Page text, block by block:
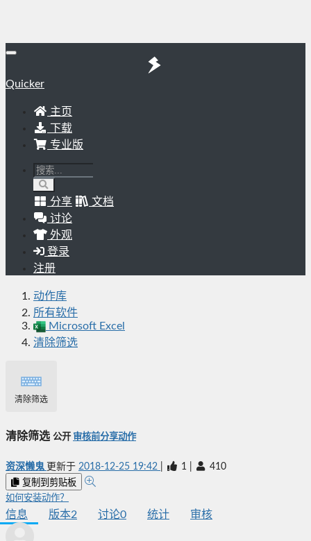
Quicker
主页
下载
专业版
分享
文档
讨论
外观
登录
注册
动作库
所有软件
Microsoft Excel
清除筛选
清除筛选
清除筛选 公开 审核前分享动作
资深懒鬼 更新于 2018-12-25 19:42 1 410
复制到剪贴板
如何安装动作？
信息 版本2 讨论0 统计 审核